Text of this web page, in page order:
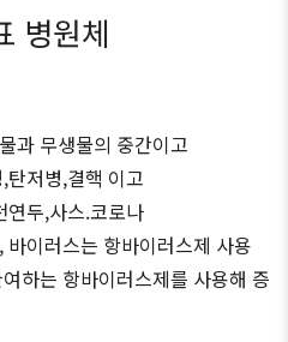
병원체
과 무생물의 중간이고
저병,결핵 이고
연두,사스.코로나
이러스는 항바이러스제 사용
하는 항바이러스제를 사용해 증